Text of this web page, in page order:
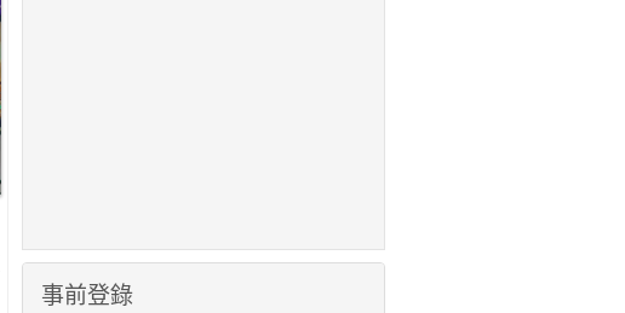
事前登錄